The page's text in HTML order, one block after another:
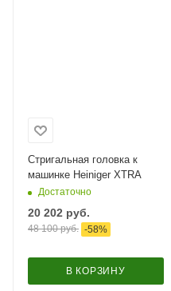
Стригальная головка к
машинке Heiniger XTRA
Достаточно
20 202 руб.
48 100руб. -58%
В КОРЗИНУ